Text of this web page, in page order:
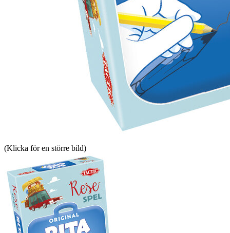
(Klicka för en större bild)